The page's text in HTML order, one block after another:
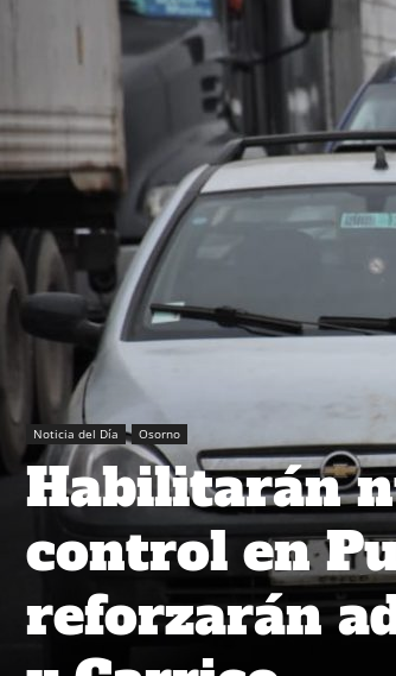
Noticia del Día Osorno
Habilitarán
control en
reforzarán